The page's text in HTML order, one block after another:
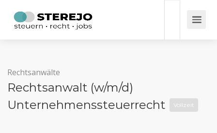
Rechtsanwälte
Rechtsanwalt (w/m/d)
Unternehmenssteuerrecht
Vollzeit